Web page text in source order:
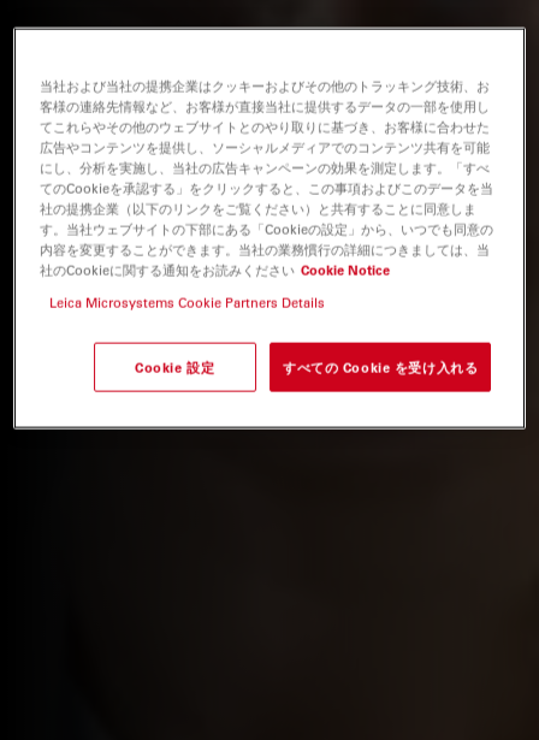
当社および当社の提携企業はクッキーおよびその他のトラッキング技術、お
客様の連絡先情報など、お客様が直接当社に提供するデータの一部を使用し
てこれらやその他のウェブサイトとのやり取りに基づき、お客様に合わせた
広告やコンテンツを提供し、ソーシャルメディアでのコンテンツ共有を可能
にし、分析を実施し、当社の広告キャンペーンの効果を測定します。「すべ
てのCookieを承認する」をクリックすると、この事項およびこのデータを当
社の提携企業（以下のリンクをご覧ください）と共有することに同意しま
す。当社ウェブサイトの下部にある「Cookieの設定」から、いつでも同意の
内容を変更することができます。当社の業務慣行の詳細につきましては、当
社のCookieに関する通知をお読みください Cookie Notice
Leica Microsystems Cookie Partners Details
Cookie 設定 すべての Cookie を受け入れる